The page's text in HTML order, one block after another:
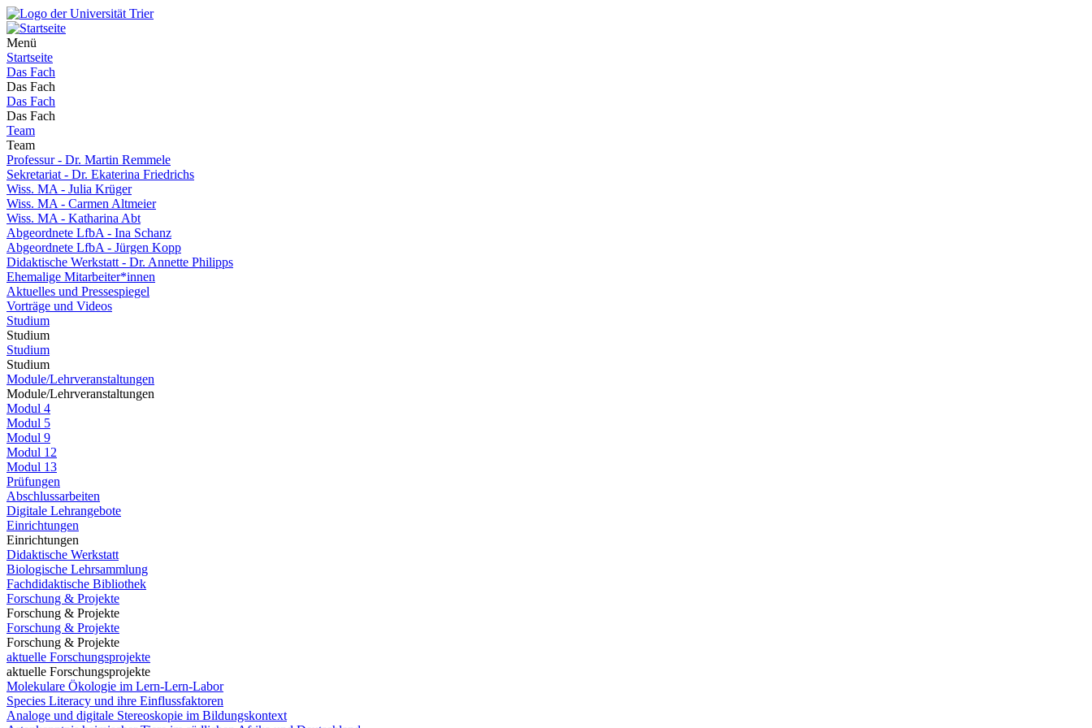
Menü
Startseite
Das Fach
Das Fach
Das Fach
Das Fach
Team
Team
Professur - Dr. Martin Remmele
Sekretariat - Dr. Ekaterina Friedrichs
Wiss. MA - Julia Krüger
Wiss. MA - Carmen Altmeier
Wiss. MA - Katharina Abt
Abgeordnete LfbA - Ina Schanz
Abgeordnete LfbA - Jürgen Kopp
Didaktische Werkstatt - Dr. Annette Philipps
Ehemalige Mitarbeiter*innen
Aktuelles und Pressespiegel
Vorträge und Videos
Studium
Studium
Studium
Studium
Module/Lehrveranstaltungen
Module/Lehrveranstaltungen
Modul 4
Modul 5
Modul 9
Modul 12
Modul 13
Prüfungen
Abschlussarbeiten
Digitale Lehrangebote
Einrichtungen
Einrichtungen
Didaktische Werkstatt
Biologische Lehrsammlung
Fachdidaktische Bibliothek
Forschung & Projekte
Forschung & Projekte
Forschung & Projekte
Forschung & Projekte
aktuelle Forschungsprojekte
aktuelle Forschungsprojekte
Molekulare Ökologie im Lern-Lern-Labor
Species Literacy und ihre Einflussfaktoren
Analoge und digitale Stereoskopie im Bildungskontext